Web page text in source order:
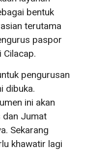
bentuk
terutama
paspor
pengurusan
dibuka.
ini akan
dan Jumat
Sekarang
khawatir lagi